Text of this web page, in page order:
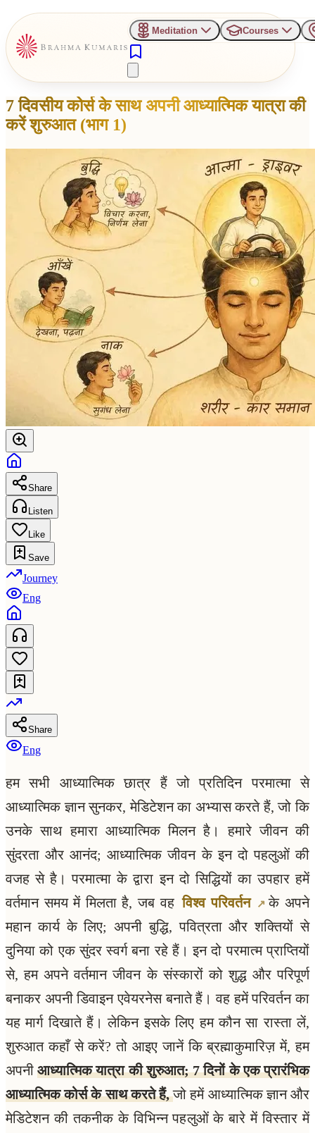
Meditation Courses
7 दिवसीय कोर्स के साथ अपनी आध्यात्मिक यात्रा की
करें शुरुआत (भाग 1)
Share
Listen
Like
Save
Journey
Eng
Share
Eng
हम सभी आध्यात्मिक छात्र हैं जो प्रतिदिन परमात्मा से
आध्यात्मिक ज्ञान सुनकर, मेडिटेशन का अभ्यास करते हैं, जो कि
उनके साथ हमारा आध्यात्मिक मिलन है। हमारे जीवन की
सुंदरता और आनंद; आध्यात्मिक जीवन के इन दो पहलुओं की
वजह से है। परमात्मा के द्वारा इन दो सिद्धियों का उपहार हमें
वर्तमान समय में मिलता है, जब वह विश्व परिवर्तन
के अपने
महान कार्य के लिए; अपनी बुद्धि, पवित्रता और शक्तियों से
दुनिया को एक सुंदर स्वर्ग बना रहे हैं। इन दो परमात्म प्राप्तियों
से, हम अपने वर्तमान जीवन के संस्कारों को शुद्ध और परिपूर्ण
बनाकर अपनी डिवाइन एवेयरनेस बनाते हैं। वह हमें परिवर्तन का
यह मार्ग दिखाते हैं। लेकिन इसके लिए हम कौन सा रास्ता लें,
शुरुआत कहाँ से करें? तो आइए जानें कि ब्रह्माकुमारिज़ में, हम
अपनीआध्यात्मिक यात्रा की शुरुआत; 7 दिनों के एक प्रारंभिक
आध्यात्मिक कोर्स के साथ करते हैं,जो हमें आध्यात्मिक ज्ञान और
मेडिटेशन की तकनीक के विभिन्न पहलुओं के बारे में विस्तार में